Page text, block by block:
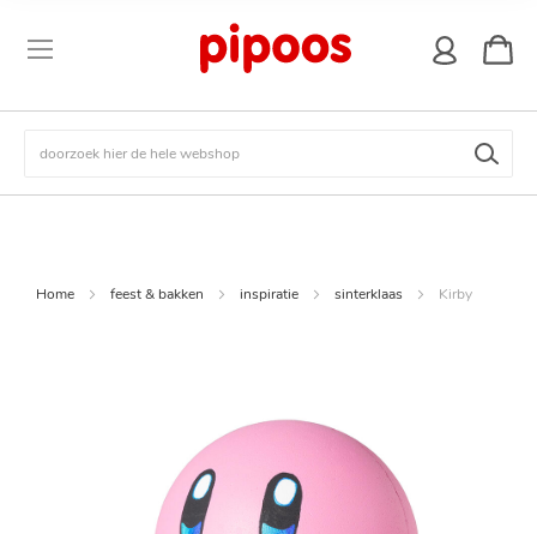
Zoek
Home feest & bakken inspiratie sinterklaas Kirby